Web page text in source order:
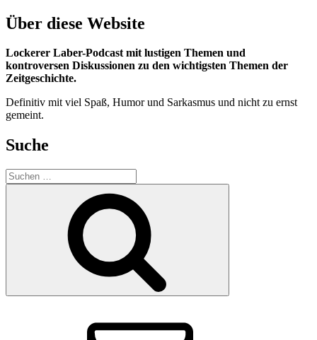
Über diese Website
Lockerer Laber-Podcast mit lustigen Themen und
kontroversen Diskussionen zu den wichtigsten Themen der
Zeitgeschichte.
Definitiv mit viel Spaß, Humor und Sarkasmus und nicht zu ernst
gemeint.
Suche
Suchen
nach: